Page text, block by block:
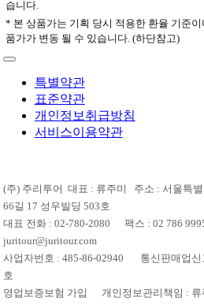
습니다.
* 본 상품가는 기획 당시 적용한 환율 기준
품가가 변동 될 수 있습니다. (하단참고)
특별약관
표준약관
개인정보취급방침
서비스이용약관
(주) 주리투어 대표 : 류주미 주소 : 서울특
66길 17 성우빌딩 503호
대표 전화 : 02-780-2080 팩스 : 02 786
juritour@juritour.com
사업자번호 : 485-86-02940 통신판매업신
호
영업보증보험 가입 개인정보관리책임 : 류